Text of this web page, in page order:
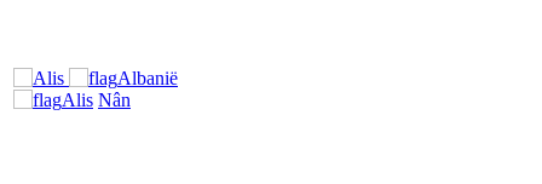
Albanië
Alis Nân